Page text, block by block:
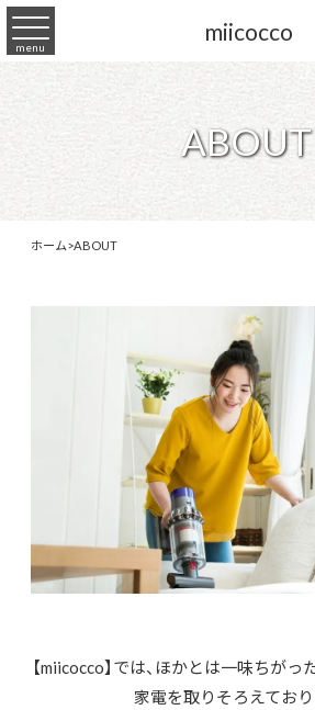
miicocco
menu
ABOUT
ホーム>ABOUT
【miicocco】では、ほかとは一味ちが
家電を取りそろえており